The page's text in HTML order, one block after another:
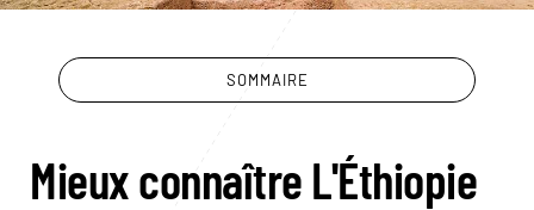
SOMMAIRE
Mieux connaître L'Éthiopie